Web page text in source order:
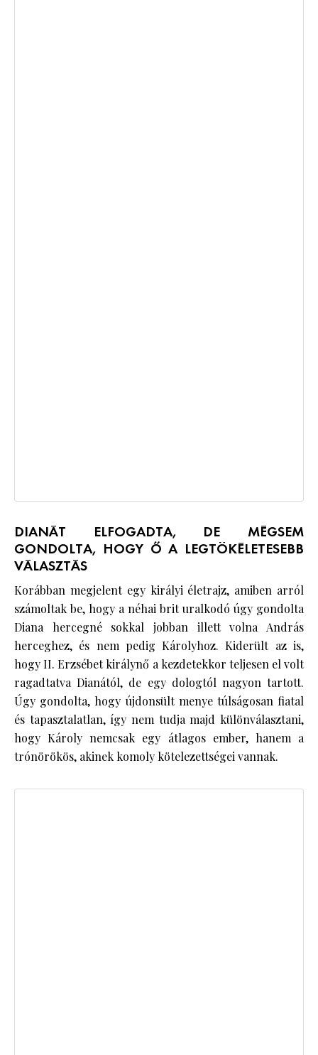
DIANÁT ELFOGADTA, DE MÉGSEM
GONDOLTA, HOGY Ő A LEGTÖKÉLETESEBB
VÁLASZTÁS
Korábban megjelent egy királyi életrajz, amiben arról
számoltak be, hogy a néhai brit uralkodó úgy gondolta
Diana hercegné sokkal jobban illett volna András
herceghez, és nem pedig Károlyhoz. Kiderült az is,
hogy II. Erzsébet királynő a kezdetekkor teljesen el volt
ragadtatva Dianától, de egy dologtól nagyon tartott.
Úgy gondolta, hogy újdonsült menye túlságosan fiatal
és tapasztalatlan, így nem tudja majd különválasztani,
hogy Károly nemcsak egy átlagos ember, hanem a
trónörökös, akinek komoly kötelezettségei vannak.